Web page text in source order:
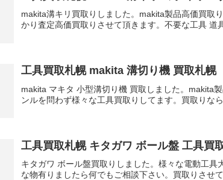
makita溝キリ買取りしました。makita製品高価買取
かり査定高価買取りさせて頂きます。不要な工具 道
工具買取札幌 makita 溝切り機 買取札幌
makita マキタ 小型溝切り機 買取しました。makita
ンルを問わず様々な工具買取りしてます。買取りな
工具買取札幌 キタガワ ボール盤 工具買
キタガワ ボール盤買取りしました。様々な電動工
な物有りましたら何でもご相談下さい。買取りさせて